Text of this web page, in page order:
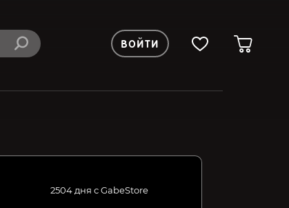
ВОЙТИ
2504 дня с GabeStore